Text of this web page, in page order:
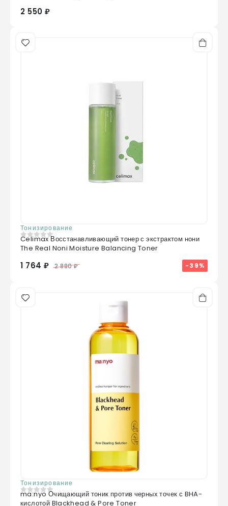
2 550 ₽
Тонизирование
0из 5
Celimax Восстанавливающий тонер с экстрактом нони
The Real Noni Moisture Balancing Toner
1 764 ₽ 2 880 ₽ -39%
Тонизирование
0 из 5
ma:nyo Очищающий тоник против черных точек с BHA-
кислотой Blackhead & Pore Toner